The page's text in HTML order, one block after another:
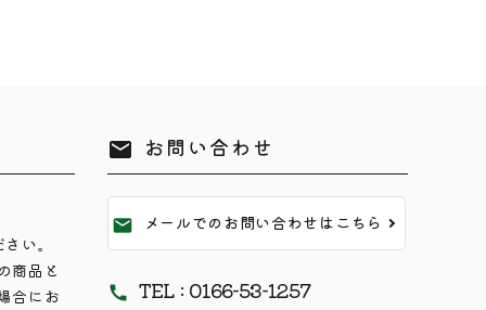
い。
商品と
合にお
mail お問い合わせ
mail メールでのお問い合わせはこちら
call TEL : 0166-53-1257